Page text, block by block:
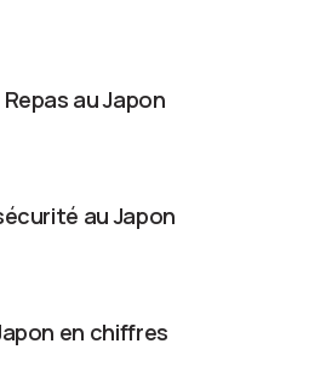
Repas au Japon
au Japon
en chiffres